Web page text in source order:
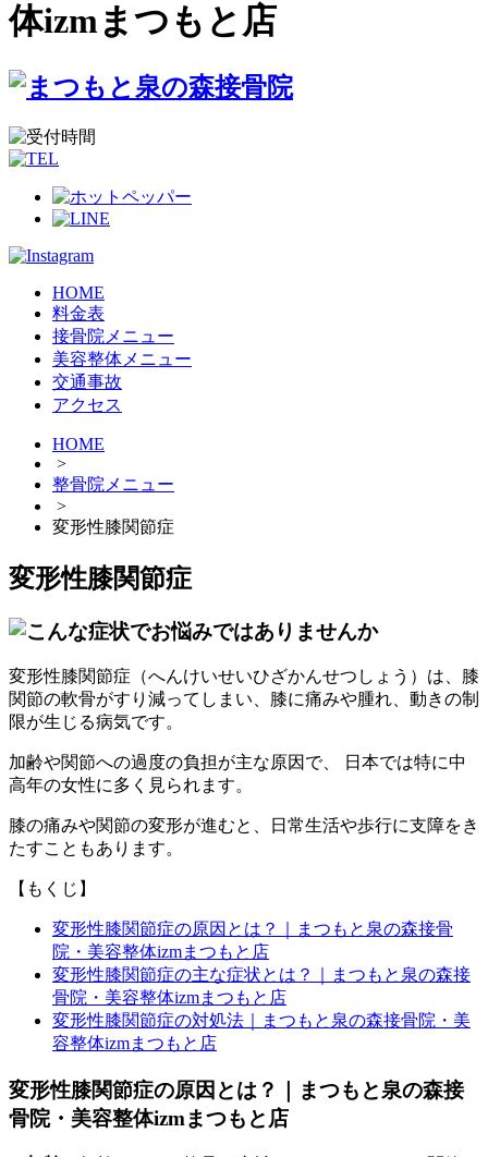
体izmまつもと店
HOME
料金表
接骨院メニュー
美容整体メニュー
交通事故
アクセス
HOME
>
整骨院メニュー
>
変形性膝関節症
変形性膝関節症
変形性膝関節症（へんけいせいひざかんせつしょう）は、膝
関節の軟骨がすり減ってしまい、膝に痛みや腫れ、動きの制
限が生じる病気です。
加齢や関節への過度の負担が主な原因で、 日本では特に中
高年の女性に多く見られます。
膝の痛みや関節の変形が進むと、日常生活や歩行に支障をき
たすこともあります。
【もくじ】
変形性膝関節症の原因とは？｜まつもと泉の森接骨
院・美容整体izmまつもと店
変形性膝関節症の主な症状とは？｜まつもと泉の森接
骨院・美容整体izmまつもと店
変形性膝関節症の対処法｜まつもと泉の森接骨院・美
容整体izmまつもと店
変形性膝関節症の原因とは？｜まつもと泉の森接
骨院・美容整体izmまつもと店